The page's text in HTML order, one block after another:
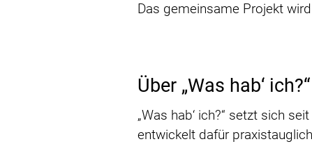
Das gemeinsame Projekt
Über „Was hab‘ ich?“
„Was hab‘ ich?“ setzt sich
entwickelt dafür